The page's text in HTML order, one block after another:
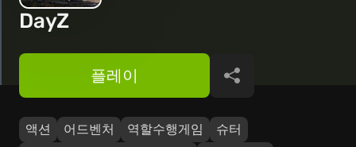
DayZ
액션 어드벤처 역할수행게임
슈터
플레이 공유